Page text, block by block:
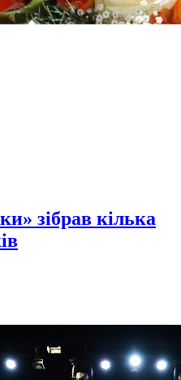
зібрав кілька